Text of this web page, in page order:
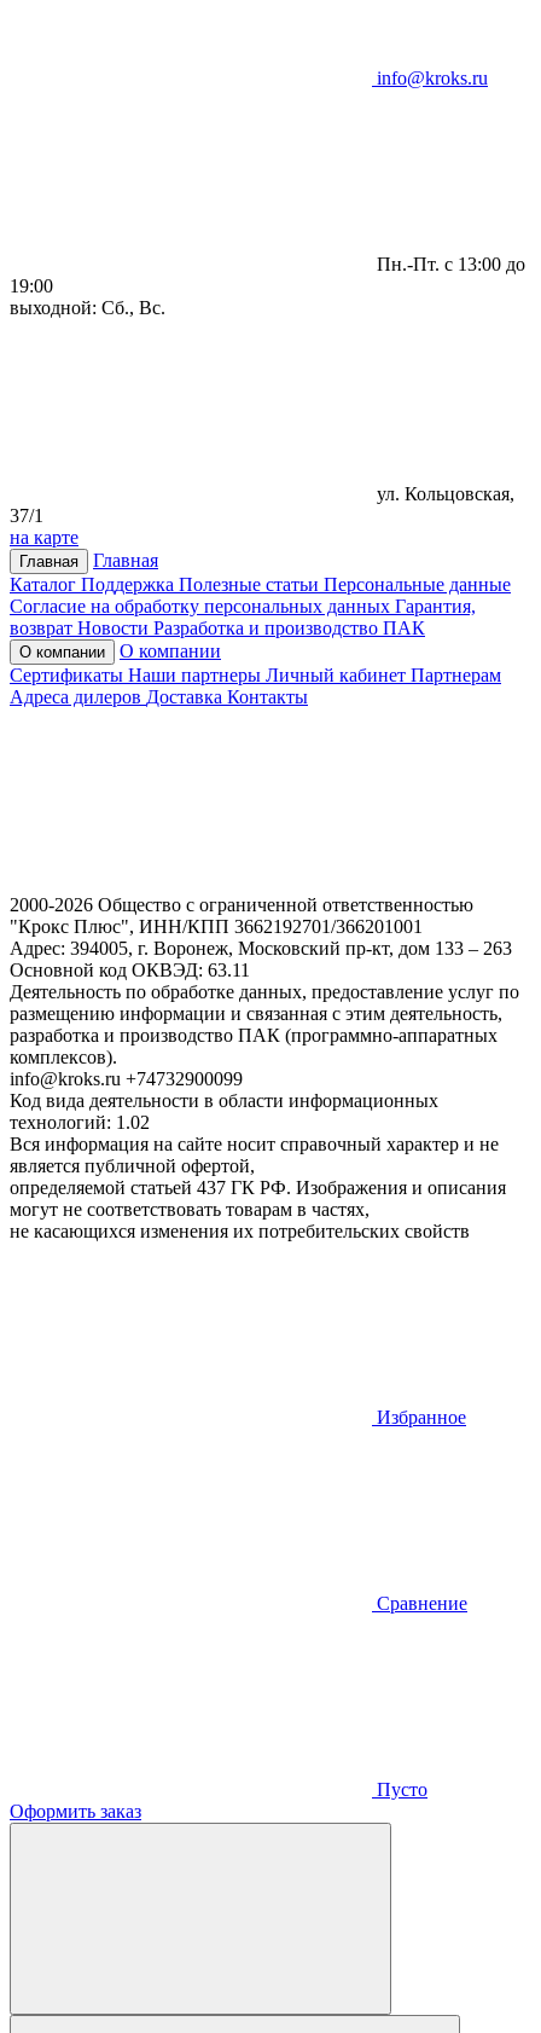
info@kroks.ru
Пн.-Пт. с 13:00 до
19:00
выходной: Сб., Вс.
ул. Кольцовская,
37/1
на карте
Главная
Главная
Каталог Поддержка Полезные статьи Персональные данные
Согласие на обработку персональных данных Гарантия,
возврат Новости Разработка и производство ПАК
О компании
О компании
Сертификаты Наши партнеры Личный кабинет Партнерам
Адреса дилеров Доставка Контакты
2000-2026 Общество с ограниченной ответственностью
"Крокс Плюс", ИНН/КПП 3662192701/366201001
Адрес: 394005, г. Воронеж, Московский пр-кт, дом 133 – 263
Основной код ОКВЭД: 63.11
Деятельность по обработке данных, предоставление услуг по
размещению информации и связанная с этим деятельность,
разработка и производство ПАК (программно-аппаратных
комплексов).
info@kroks.ru +74732900099
Код вида деятельности в области информационных
технологий: 1.02
Вся информация на сайте носит справочный характер и не
является публичной офертой,
определяемой статьей 437 ГК РФ. Изображения и описания
могут не соответствовать товарам в частях,
не касающихся изменения их потребительских свойств
Избранное
Сравнение
Пусто
Оформить заказ